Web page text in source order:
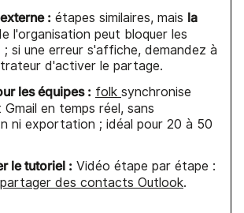
: étapes similaires, mais la
l'organisation peut bloquer les
si une erreur s'affiche, demandez à
d'activer le partage.
les équipes : folk synchronise
en temps réel, sans
ni exportation ; idéal pour 20 à 50
le tutoriel : Vidéo étape par étape :
des contacts Outlook.